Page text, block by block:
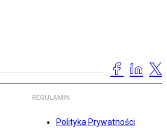
REGULAMIN
Polityka Prywatności